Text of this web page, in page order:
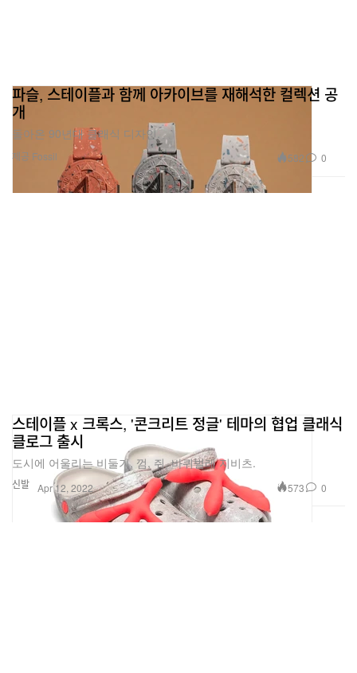
파슬, 스테이플과 함께 아카이브를 재해석한 컬렉션 공
개
돌아온 90년대 클래식 디자인.
제공 Fossil 582 0
신발
스테이플 x 크록스, '콘크리트 정글' 테마의 협업 클래식
클로그 출시
도시에 어울리는 비둘기, 껌, 쥐, 바퀴벌레 지비츠.
Apr 12, 2022 573 0